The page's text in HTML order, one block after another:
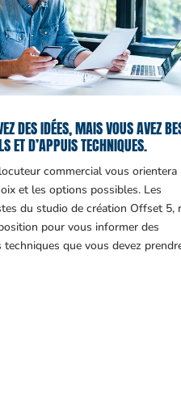
DES IDÉES, MAIS VOUS AVEZ
ET D’APPUIS TECHNIQUES.
commercial vous orientera
et les options possibles. Les
du studio de création Offset 5,
pour vous informer des
que vous devez